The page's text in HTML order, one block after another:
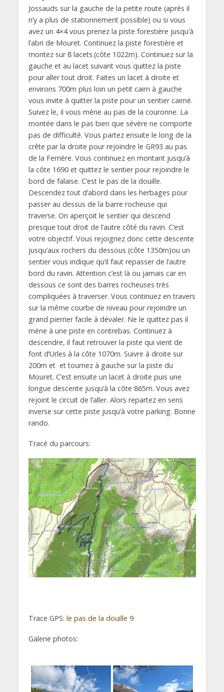
Jossauds sur la gauche de la petite route (après il
n’y a plus de stationnement possible) ou si vous
avez un 4×4 vous prenez la piste forestière jusqu’à
l’abri de Mouret. Continuez la piste forestière et
montez sur 8 lacets.(côte 1022m). Continuez sur la
gauche et au lacet suivant vous quittez la piste
pour aller tout droit. Faites un lacet à droite et
environs 700m plus loin un petit cairn à gauche
vous invite à quitter la piste pour un sentier cairné.
Suivez le, il vous mène au pas de la couronne. La
montée dans le pas bien que sévère ne comporte
pas de difficulté. Vous partez ensuite le long de la
crête par la droite pour rejoindre le GR93 au pas
de la Ferrière. Vous continuez en montant jusqu’à
la côte 1690 et quittez le sentier pour rejoindre le
bord de falaise. C’est le pas de la douille.
Descendez tout d’abord dans les herbages pour
passer au dessus de la barre rocheuse qui
traverse. On aperçoit le sentier qui descend
presque tout droit de l’autre côté du ravin. C’est
votre objectif. Vous rejoignez donc cette descente
jusqu’aux rochers du dessous (côte 1350m)ou un
sentier vous indique qu’il faut repasser de l’autre
bord du ravin. Attention c’est là ou jamais car en
dessous ce sont des barres rocheuses très
compliquées à traverser. Vous continuez en travers
sur la même courbe de niveau pour rejoindre un
grand pierrier facile à dévaler. Ne le quittez pas il
mène à une piste en contrebas. Continuez à
descendre, il faut retrouver la piste qui vient de
font d’Urles à la côte 1070m. Suivre à droite sur
200m et et tournez à gauche sur la piste du
Mouret. C’est ensuite un lacet à droite puis une
longue descente jusqu’à la côte 865m. Vous avez
rejoint le circuit de l’aller. Alors repartez en sens
inverse sur cette piste jusqu’à votre parking. Bonne
rando.
Tracé du parcours:
Trace GPS: le pas de la douille 9
Galerie photos: